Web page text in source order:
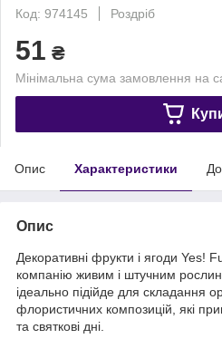
Код: 974145
Роздріб
51 ₴
Мінімальна сума замовлення на
Опис Характеристики
Опис
Декоративні фрукти і ягоди Yes!
компанію живим і штучним
ідеально підійде для складання
флористичних композицій, які
та святкові дні.